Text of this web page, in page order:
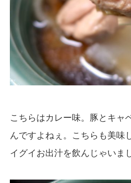
こちらはカレー味。豚とキャ
んですよねぇ。こちらも美味
イグイお出汁を飲んじゃいま